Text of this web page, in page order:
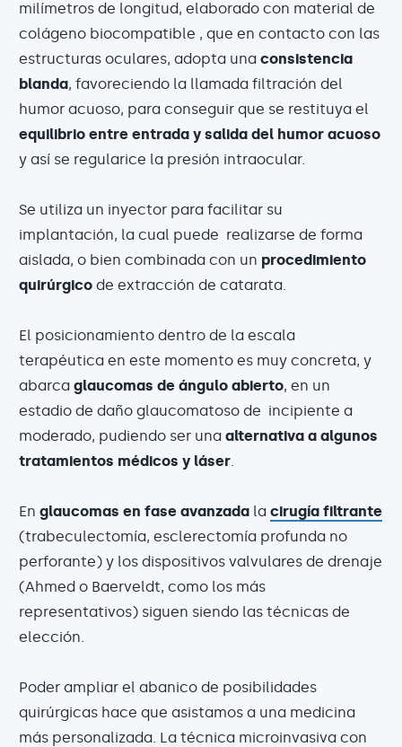
milímetros de longitud, elaborado con material de
colágeno biocompatible , que en contacto con las
estructuras oculares, adopta una consistencia
blanda, favoreciendo la llamada filtración del
humor acuoso, para conseguir que se restituya el
equilibrio entre entrada y salida del humor acuoso
y así se regularice la presión intraocular.
Se utiliza un inyector para facilitar su
implantación, la cual puede realizarse de forma
aislada, o bien combinada con un procedimiento
quirúrgico de extracción de catarata.
El posicionamiento dentro de la escala
terapéutica en este momento es muy concreta, y
abarca glaucomas de ángulo abierto, en un
estadio de daño glaucomatoso de incipiente a
moderado, pudiendo ser una alternativa a algunos
tratamientos médicos y láser
En glaucomas en fase avanzada la cirugía filtrante
(trabeculectomía, esclerectomía profunda no
perforante) y los dispositivos valvulares de drenaje
(Ahmed o Baerveldt, como los más
representativos) siguen siendo las técnicas de
elección.
Poder ampliar el abanico de posibilidades
quirúrgicas hace que asistamos a una medicina
más personalizada. La técnica microinvasiva con